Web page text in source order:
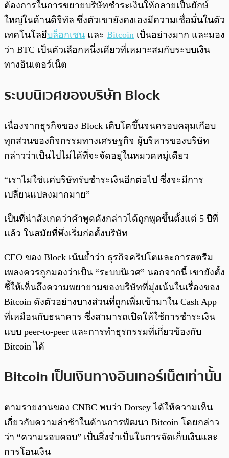
ต้องการในการขยายบริษัทชำระเงินให้กลายเป็นยักษ์
ใหญ่ในด้านดิจิทัล ซึ่งตัวเขายังคงเองมีความเชื่อมั่นในตัว
เทคโนโลยีบล็อกเชน และ Bitcoin เป็นอย่างมาก และมอง
ว่า BTC เป็นตัวเลือกหนึ่งเดียวที่เหมาะสมกับระบบเงิน
ทางอินเตอร์เน็ต
ระบบนิเวศของบริษัท Block
เนื่องจากธุรกิจของ Block เติบโตขึ้นจนครอบคลุมเกือบ
ทุกส่วนของกิจกรรมทางเศรษฐกิจ ผู้บริหารของบริษัท
กล่าวว่าเป็นไปไม่ได้ที่จะจัดอยู่ในหมวดหมู่เดียว
“เราไม่ใช่แค่บริษัทรับชำระเงินอีกต่อไป ซึ่งจะมีการ
เปลี่ยนแปลงมากมาย”
เป็นที่น่าสังเกตว่าคำพูดดังกล่าวได้ถูกพูดขึ้นตั้งแต่ 5 ปีที่
แล้ว ในสมัยที่พึ่งเริ่มก่อตั้งบริษัท
CEO ของ Block เน้นย้ำว่า ธุรกิจคริปโตและการสตรีม
เพลงควรถูกมองว่าเป็น “ระบบนิเวศ” นอกจากนี้ เขายังตั้ง
ชี้ให้เห็นถึงความพยายามของบริษัทที่มุ่งเน้นในเรื่องของ
Bitcoin ดังตัวอย่างบางส่วนที่ถูกเพิ่มเข้ามาใน Cash App
ที่เหมือนกับธนาคาร ซึ่งสามารถเปิดให้ใช้การชำระเงิน
แบบ peer-to-peer และการทำธุรกรรมที่เกี่ยวข้องกับ
Bitcoin ได้
Bitcoin เป็นเงินทางอินเทอร์เน็ตเท่านั้น
ตามรายงานของ CNBC พบว่า Dorsey ได้ให้ความเห็น
เกี่ยวกับความล่าช้าในด้านการพัฒนา Bitcoin โดยกล่าว
ว่า “ความรอบคอบ” เป็นสิ่งจำเป็นในการจัดเก็บเงินและ
การโอนเงิน